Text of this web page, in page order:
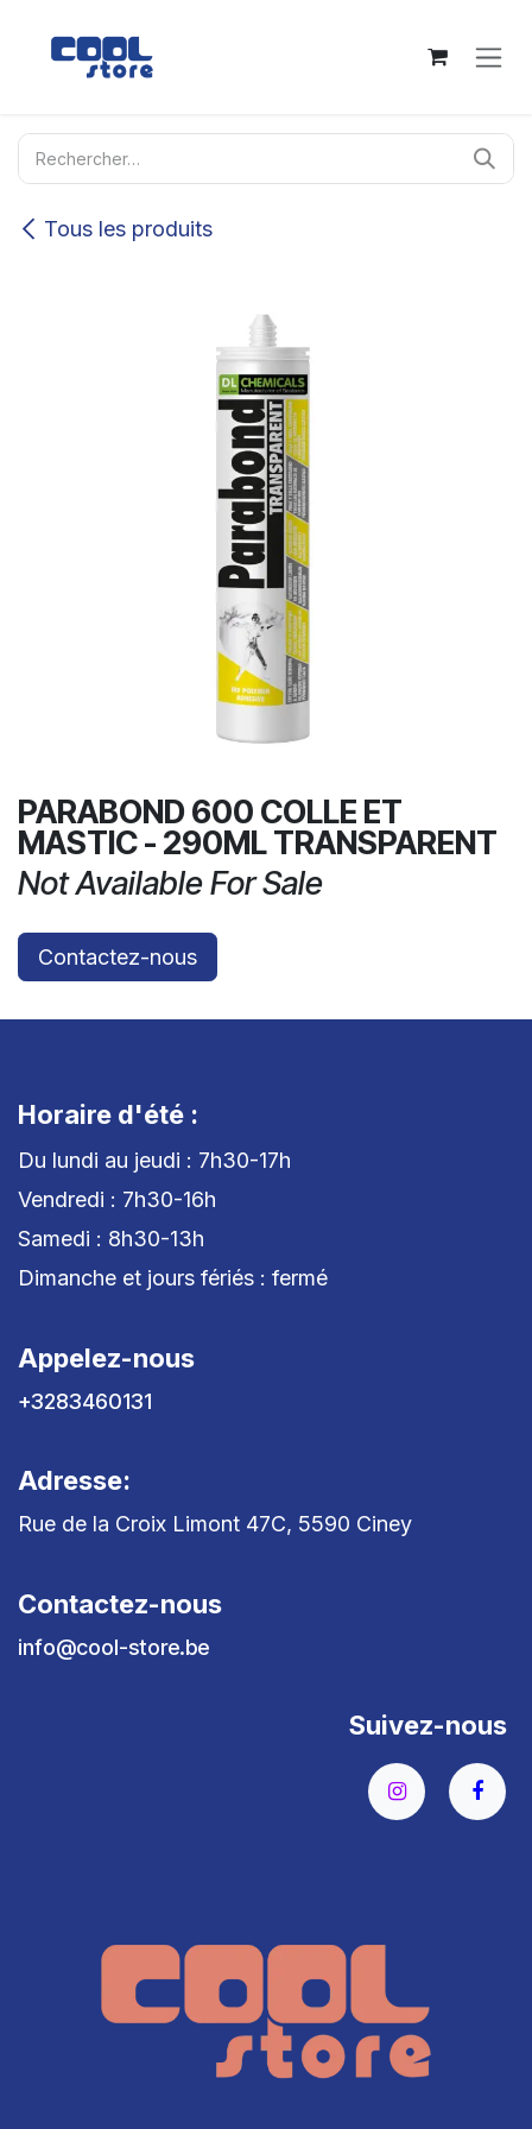
Tous les produits
PARABOND 600 COLLE ET
MASTIC - 290ML TRANSPARENT
Not Available For Sale
Contactez-nous
Horaire d'été :
Du lundi au jeudi : 7h30-17h
Vendredi : 7h30-16h
Samedi : 8h30-13h
Dimanche et jours fériés : fermé
Appelez-nous
+3283460131
Adresse:
Rue de la Croix Limont 47C, 5590 Ciney
Contactez-nous
info@cool-store.be
Suivez-nous